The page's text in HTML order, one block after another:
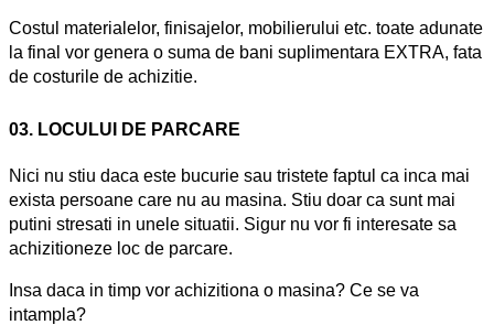
Costul materialelor, finisajelor, mobilierului etc. toate adunate
la final vor genera o suma de bani suplimentara EXTRA, fata
de costurile de achizitie.
03. LOCULUI DE PARCARE
Nici nu stiu daca este bucurie sau tristete faptul ca inca mai
exista persoane care nu au masina. Stiu doar ca sunt mai
putini stresati in unele situatii. Sigur nu vor fi interesate sa
achizitioneze loc de parcare.
Insa daca in timp vor achizitiona o masina? Ce se va
intampla?